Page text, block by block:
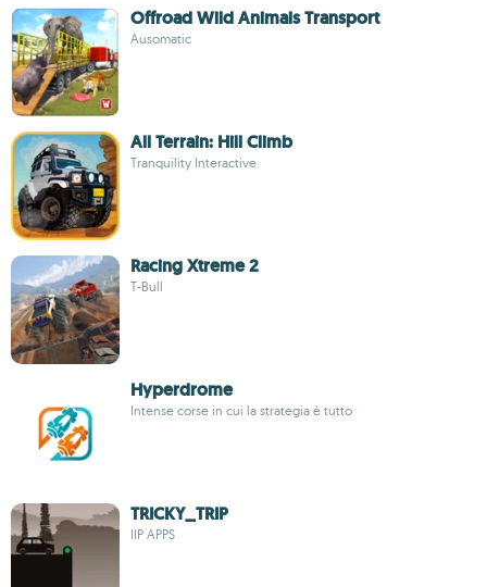
Offroad Wild Animals Transport
Ausomatic
All Terrain: Hill Climb
Tranquility Interactive
Racing Xtreme 2
T-Bull
Hyperdrome
Intense corse in cui la strategia è tutto
TRICKY_TRIP
IIP APPS